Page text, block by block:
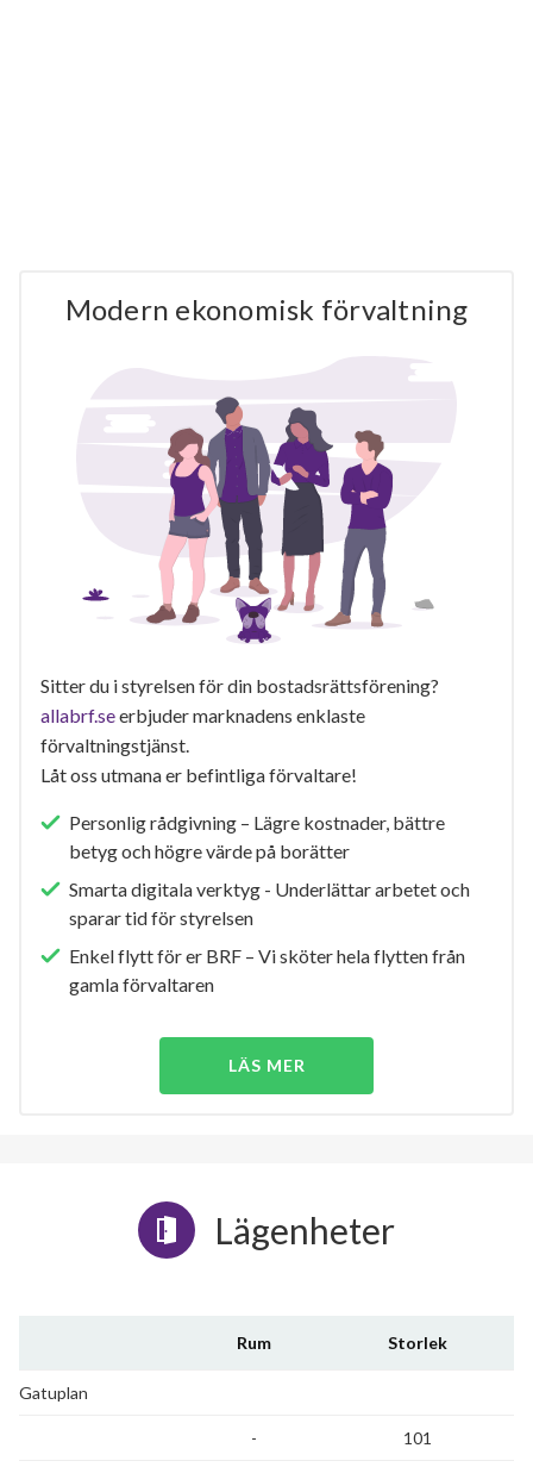
Modern ekonomisk förvaltning
Sitter du i styrelsen för din bostadsrättsförening?
allabrf.seerbjuder marknadens enklaste
förvaltningstjänst.
Låt oss utmana er befintliga förvaltare!
Personlig rådgivning – Lägre kostnader, bättre
betyg och högre värde på borätter
Smarta digitala verktyg - Underlättar arbetet och
sparar tid för styrelsen
Enkel flytt för er BRF – Vi sköter hela flytten från
gamla förvaltaren
LÄS MER
Lägenheter
Rum Storlek
Gatuplan
- 101